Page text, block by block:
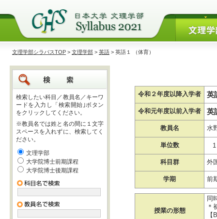
文理学部シラバスTOP > 文理学部 > 英語 > 英語１ （体育）
検索したい科目／教員名／キーワ
ードを入力し「検索開始｣ボタン
をクリックしてください。
※教員名では姓と名の間に１文字
スペースを入れずに、検索してく
ださい。
文理学部
大学院博士前期課程
大学院博士後期課程
令和２年度以降入学者 英
令和元年度以前入学者 英
教員名 水
単位数 1
科目群 外
学期 前
授業の形態
同
＊